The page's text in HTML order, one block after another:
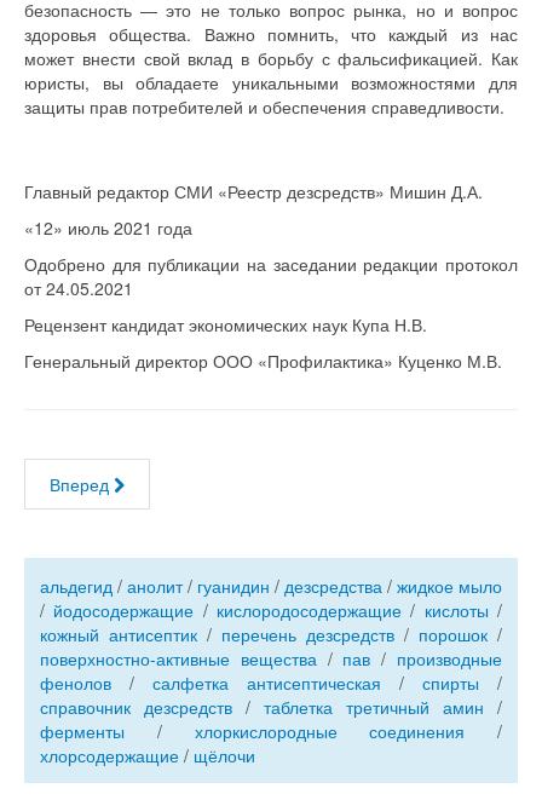
безопасность — это не только вопрос рынка, но и вопрос
здоровья общества. Важно помнить, что каждый из нас
может внести свой вклад в борьбу с фальсификацией. Как
юристы, вы обладаете уникальными возможностями для
защиты прав потребителей и обеспечения справедливости.
Главный редактор СМИ «Реестр дезсредств» Мишин Д.А.
«12» июль 2021 года
Одобрено для публикации на заседании редакции протокол
от 24.05.2021
Рецензент кандидат экономических наук Купа Н.В.
Генеральный директор ООО «Профилактика» Куценко М.В.
Вперед
альдегид / анолит/ гуанидин / дезсредства / жидкое мыло
/ йодосодержащие / кислородосодержащие / кислоты /
кожный антисептик / перечень дезсредств / порошок /
поверхностно-активные вещества/ пав / производные
фенолов / салфетка антисептическая / спирты /
справочник дезсредств / таблетка третичный амин /
ферменты / хлоркислородные соединения /
хлорсодержащие / щёлочи